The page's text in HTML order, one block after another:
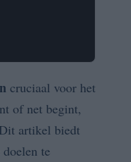
cruciaal voor het
of net begint,
artikel biedt
te